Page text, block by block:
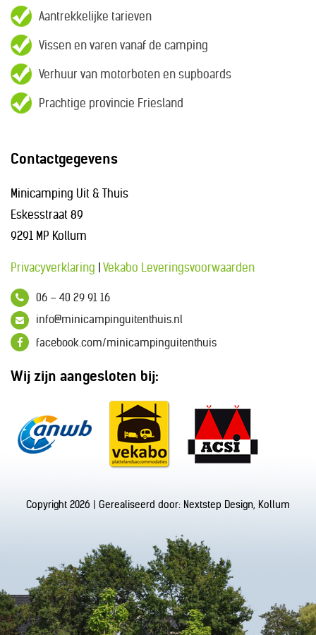
Aantrekkelijke tarieven
Vissen en varen vanaf de camping
Verhuur van motorboten en supboards
Prachtige provincie Friesland
Contactgegevens
Minicamping Uit & Thuis
Eskesstraat 89
9291 MP Kollum
Privacyverklaring | Vekabo Leveringsvoorwaarden
06 – 40 29 91 16
info@minicampinguitenthuis.nl
facebook.com/minicampinguitenthuis
Wij zijn aangesloten bij:
Copyright 2026 | Gerealiseerd door: Nextstep Design, Kollum